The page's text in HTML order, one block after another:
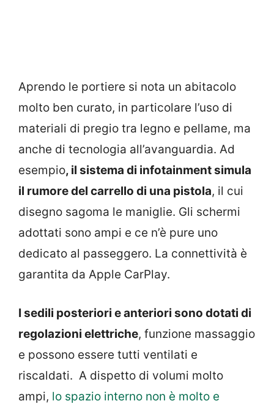
Aprendo le portiere si nota un abitacolo
molto ben curato, in particolare l’uso di
materiali di pregio tra legno e pellame, ma
anche di tecnologia all’avanguardia. Ad
esempio, il sistema di infotainment simula
il rumore del carrello di una pistola, il cui
disegno sagoma le maniglie. Gli schermi
adottati sono ampi e ce n’è pure uno
dedicato al passeggero. La connettività è
garantita da Apple CarPlay.
I sedili posteriori e anteriori sono dotati di
regolazioni elettriche, funzione massaggio
e possono essere tutti ventilati e
riscaldati. A dispetto di volumi molto
ampi, lo spazio interno non è molto e